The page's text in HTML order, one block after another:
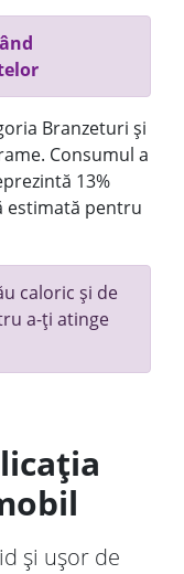
Branzeturi și
Consumul a
13%
estimată pentru
caloric și de
a-ți atinge
și ușor de